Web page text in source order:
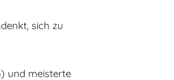
sich zu
und meisterte